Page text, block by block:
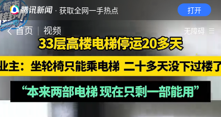
· 获取全网一手热点 打开
首页 视频 无障碍